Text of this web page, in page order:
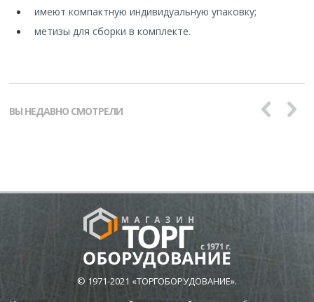
имеют компактную индивидуальную упаковку;
метизы для сборки в комплекте.
ВЫ НЕДАВНО СМОТРЕЛИ
© 1971-2021 «ТОРГОБОРУДОВАНИЕ».